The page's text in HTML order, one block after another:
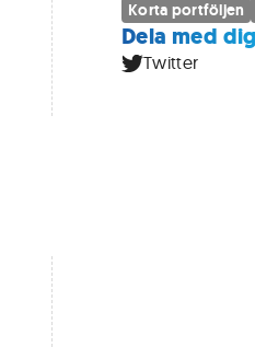
Korta portföljen
Dela med dig
Twitter